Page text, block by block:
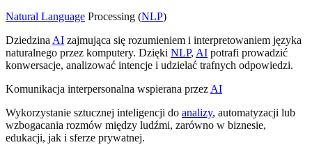
Natural Language Processing (NLP)
Dziedzina AI zajmująca się rozumieniem i interpretowaniem języka
naturalnego przez komputery. Dzięki NLP, AI potrafi prowadzić
konwersacje, analizować intencje i udzielać trafnych odpowiedzi.
Komunikacja interpersonalna wspierana przez AI
Wykorzystanie sztucznej inteligencji do analizy, automatyzacji lub
wzbogacania rozmów między ludźmi, zarówno w biznesie,
edukacji, jak i sferze prywatnej.